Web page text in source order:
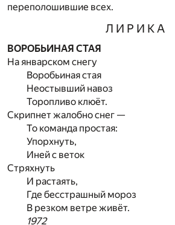
переполошившие всех.
Л И Р И К А
ВОРОБЬИНАЯ СТАЯ
На январском снегу
Воробьиная стая
Неостывший навоз
Торопливо клюёт.
Скрипнет жалобно снег —
То команда простая:
Упорхнуть,
Иней с веток
Стряхнуть
И растаять,
Где бесстрашный мороз
В резком ветре живёт.
1972